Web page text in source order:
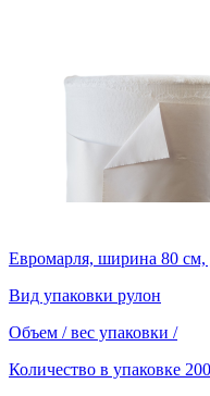
Евромарля, ширина 80
Вид упаковки рулон
Объем / вес упаковки /
Количество в упаковке